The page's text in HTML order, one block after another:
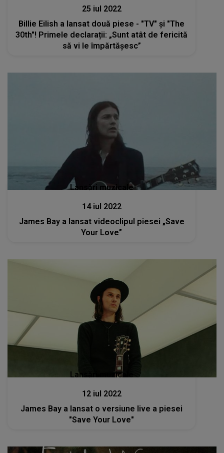
25 iul 2022
Billie Eilish a lansat două piese - "TV" și "The
30th"! Primele declarații: „Sunt atât de fericită
să vi le împărtășesc”
Lansări muzicale
14 iul 2022
James Bay a lansat videoclipul piesei „Save
Your Love”
Lansări muzicale
12 iul 2022
James Bay a lansat o versiune live a piesei
"Save Your Love"